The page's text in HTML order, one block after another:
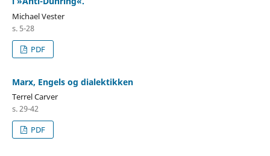
Michael Vester
s. 5-28
PDF
Marx, Engels og dialektikken
Terrel Carver
s. 29-42
PDF